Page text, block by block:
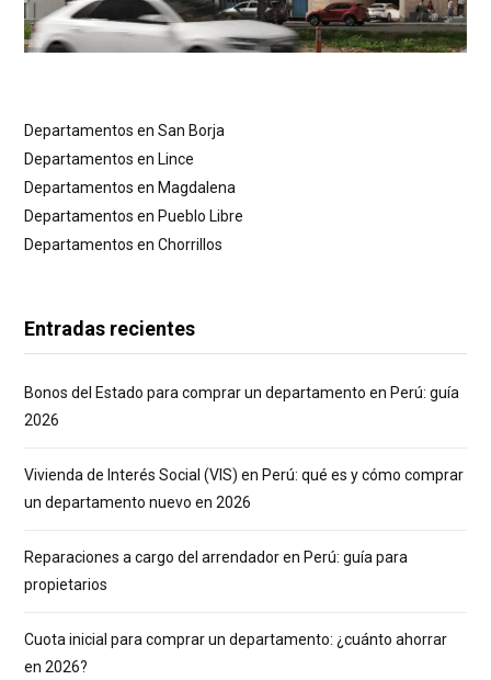
Departamentos en San Borja
Departamentos en Lince
Departamentos en Magdalena
Departamentos en Pueblo Libre
Departamentos en Chorrillos
Entradas recientes
Bonos del Estado para comprar un departamento en Perú: guía
2026
Vivienda de Interés Social (VIS) en Perú: qué es y cómo comprar
un departamento nuevo en 2026
Reparaciones a cargo del arrendador en Perú: guía para
propietarios
Cuota inicial para comprar un departamento: ¿cuánto ahorrar
en 2026?